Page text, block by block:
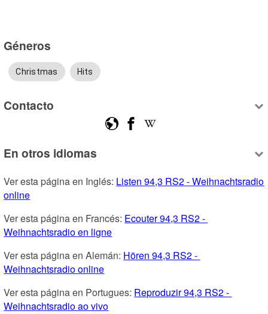
Géneros
Christmas Hits
Contacto
En otros idiomas
Ver esta página en Inglés: Listen 94,3 RS2 - Weihnachtsradio
online
Ver esta página en Francés: Ecouter 94,3 RS2 -
Weihnachtsradio en ligne
Ver esta página en Alemán: Hören 94,3 RS2 -
Weihnachtsradio online
Ver esta página en Portugues: Reproduzir 94,3 RS2 -
Weihnachtsradio ao vivo